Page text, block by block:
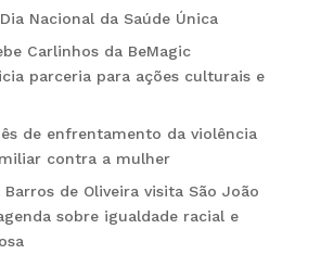
Nacional da Saúde Única
Carlinhos da BeMagic
parceria para ações culturais e
de enfrentamento da violência
contra a mulher
de Oliveira visita São João
sobre igualdade racial e